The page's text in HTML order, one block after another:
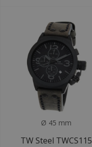
Ø 45 mm
TW Steel TWCS115